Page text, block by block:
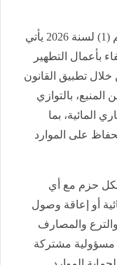
وأوضح سويلم، أن المنشور الوزاري رقم (1) لسنة 2026 يأتي
بأعمال التطهير
تطبيق القانون
بالتوازي
المائية، بما
على الموارد
حزم مع أي
أو إعاقة وصول
والترع والمصارف
مسؤولية مشتركة